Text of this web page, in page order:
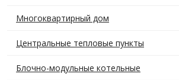
Многоквартирный дом
Центральные тепловые пункты
Блочно-модульные котельные